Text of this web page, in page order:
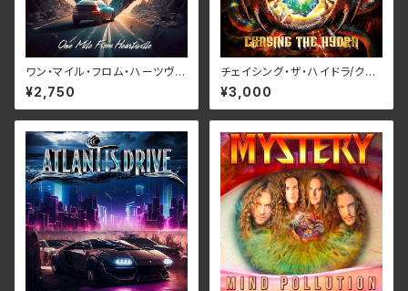
ワン・マイル・フロム・ハーツヴィ
ル/フローズン・レイン RBNCD-
1383
¥2,750
チェイシング・ザ・ハイドラ/クリ
ムゾン・グローリー RBNCD-1
467(仕様:CD)
¥3,000